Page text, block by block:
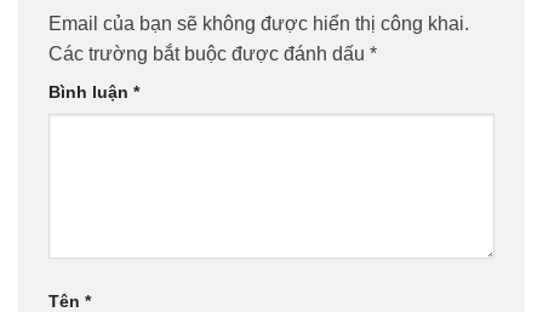
Email của bạn sẽ không được hiển thị công khai.
Các trường bắt buộc được đánh dấu *
Bình luận *
Tên *